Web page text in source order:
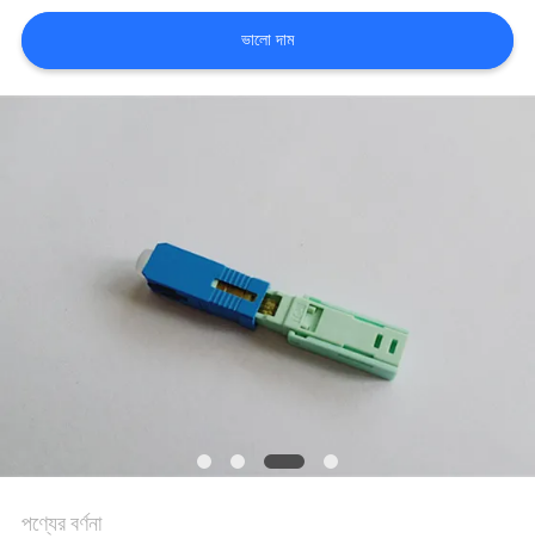
সাইট
ম্যাপ
ভালো দাম
পণ্যের বর্ণনা